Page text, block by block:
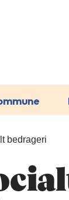
bedrageri